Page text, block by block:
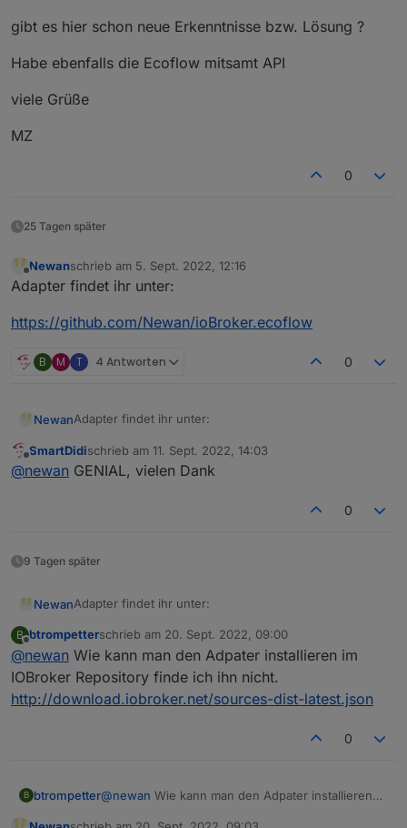
gibt es hier schon neue Erkenntnisse bzw. Lösung ?
Habe ebenfalls die Ecoflow mitsamt API
viele Grüße
MZ
0
25 Tagen später
Offline
Newanschrieb am 5. Sept. 2022, 12:16
zuletzt editiert von
Adapter findet ihr unter:
https://github.com/Newan/ioBroker.ecoflow
B M T 4 Antworten 0
NewanAdapter findet ihr unter:
https://github.com/Newan/ioBroker.ecoflow
SmartDidischrieb am 11. Sept. 2022, 14:03
zuletzt editiert von
@newan GENIAL, vielen Dank
0
9 Tagen später
NewanAdapter findet ihr unter:
https://github.com/Newan/ioBroker.ecoflow
B btrompetterschrieb am 20. Sept. 2022, 09:00
zuletzt editiert von
@newan Wie kann man den Adpater installieren im
IOBroker Repository finde ich ihn nicht.
http://download.iobroker.net/sources-dist-latest.json
0
B btrompetter@newan Wie kann man den Adpater installieren